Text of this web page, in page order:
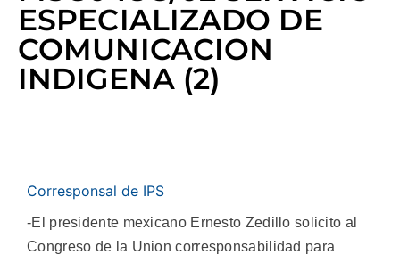
ESPECIALIZADO DE
COMUNICACION
INDIGENA (2)
Corresponsal de IPS
-El presidente mexicano Ernesto Zedillo solicito al
Congreso de la Union corresponsabilidad para